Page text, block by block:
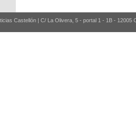
Castellón | C/ La Olivera, 5 - portal 1 - 1B - 12005